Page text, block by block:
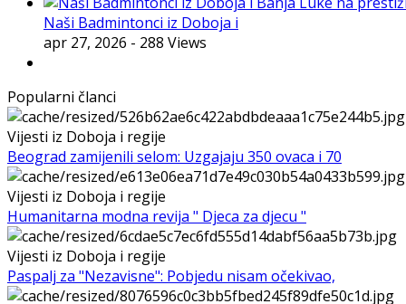
Naši Badmintonci iz Doboja i
apr 27, 2026 - 288 Views
Popularni članci
Vijesti iz Doboja i regije
Beograd zamijenili selom: Uzgajaju 350 ovaca i 70
Vijesti iz Doboja i regije
Humanitarna modna revija " Djeca za djecu "
Vijesti iz Doboja i regije
Paspalj za "Nezavisne": Pobjedu nisam očekivao,